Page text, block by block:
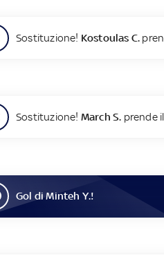
Sostituzione! Kostoulas C.
Sostituzione! March S. prende
Gol diMinteh Y.!